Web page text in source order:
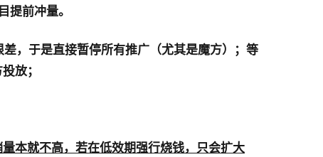
提前冲量。
差，于是直接暂停所有推广（尤其是魔方）；等
放；
量本就不高，若在低效期强行烧钱，只会扩大